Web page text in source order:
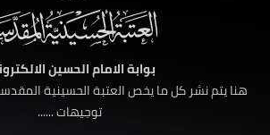
بوابة الامام الحسين
هنا يتم نشر كل ما يخص العتبة الحسينية
توجيهات ......